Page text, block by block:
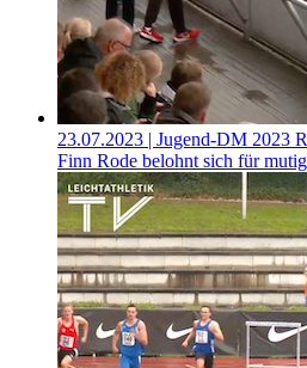
23.07.2023 | Jugend-DM 2023
Finn Rode belohnt sich für